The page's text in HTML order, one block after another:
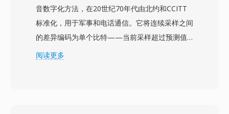
音数字化方法，在20世纪70年代由北约和CCITT
标准化，用于军事和电话通信。它将连续采样之间
的差异编码为单个比特——当前采样超过预测值
时为1，否则为0——同时音节压扩滤波器通过监
阅读更多